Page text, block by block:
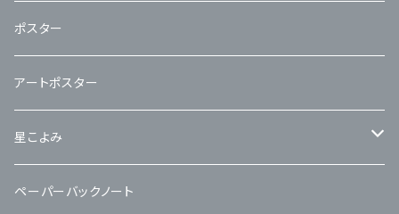
ポスター
アートポスター
星こよみ
カレンダー交換用リフィル
ペーパーバックノート